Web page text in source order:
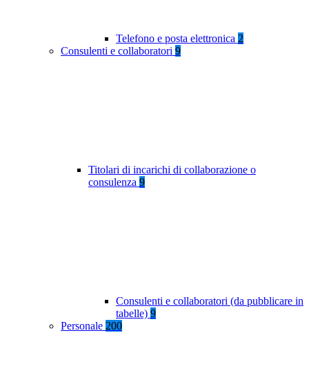
Telefono e posta elettronica 2
Consulenti e collaboratori 9
Titolari di incarichi di collaborazione o
consulenza 9
Consulenti e collaboratori (da pubblicare in
tabelle) 9
Personale 200